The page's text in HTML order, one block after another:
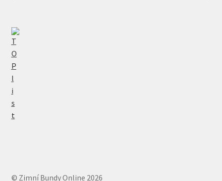
© Zimní Bundy Online 2026